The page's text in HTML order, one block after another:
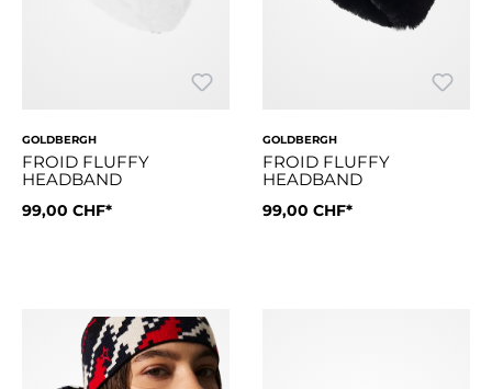
GOLDBERGH
FROID FLUFFY
HEADBAND
Style DetailsKunstfell-StirnbandWeiches
99,00 CHF*
GOLDBERGH
FROID FLUFFY
HEADBAND
Style DetailsKunstfell-
99,00 CHF*